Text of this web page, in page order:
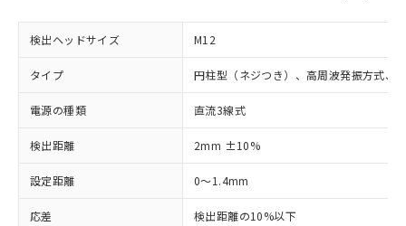
検出ヘッドサイズ M12
タイプ 円柱型（ネジつき）、高周波発振方式、
電源の種類 直流3線式
検出距離 2mm ±10%
設定距離 0～1.4mm
応差 検出距離の10%以下